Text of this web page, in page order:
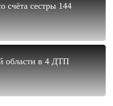
счёта сестры 144
области в 4 ДТП